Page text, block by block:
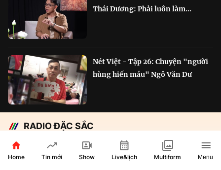
Thái Dương: Phải luôn làm...
Nét Việt - Tập 26: Chuyện "người
hùng hiến máu" Ngô Văn Dư
RADIO ĐẶC SẮC
Chắp cánh Bông Lúa Vàng:
Hành trình nỗ lực...
Home Tin mới Show Live&lịch Multiform Menu